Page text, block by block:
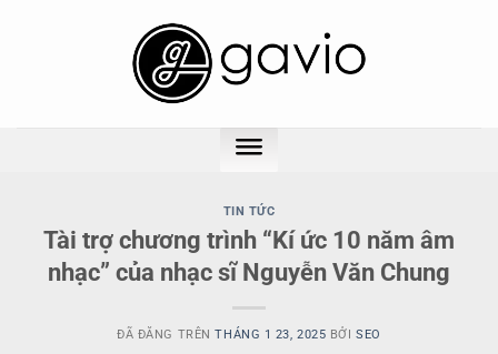
TIN TỨC
Tài trợ chương trình “Kí ức 10 năm âm
nhạc” của nhạc sĩ Nguyễn Văn Chung
ĐÃ ĐĂNG TRÊNTHÁNG 1 23, 2025 BỞISEO